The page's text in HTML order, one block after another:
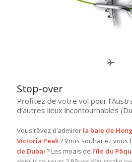
Stop-over
Profitez de votre vol pour
d’autres lieux incontournables
Vous rêvez d’admirer la baie de
Victoria Peak? Vous souhaitez vous
de Dubai ? Les moais de l’île du